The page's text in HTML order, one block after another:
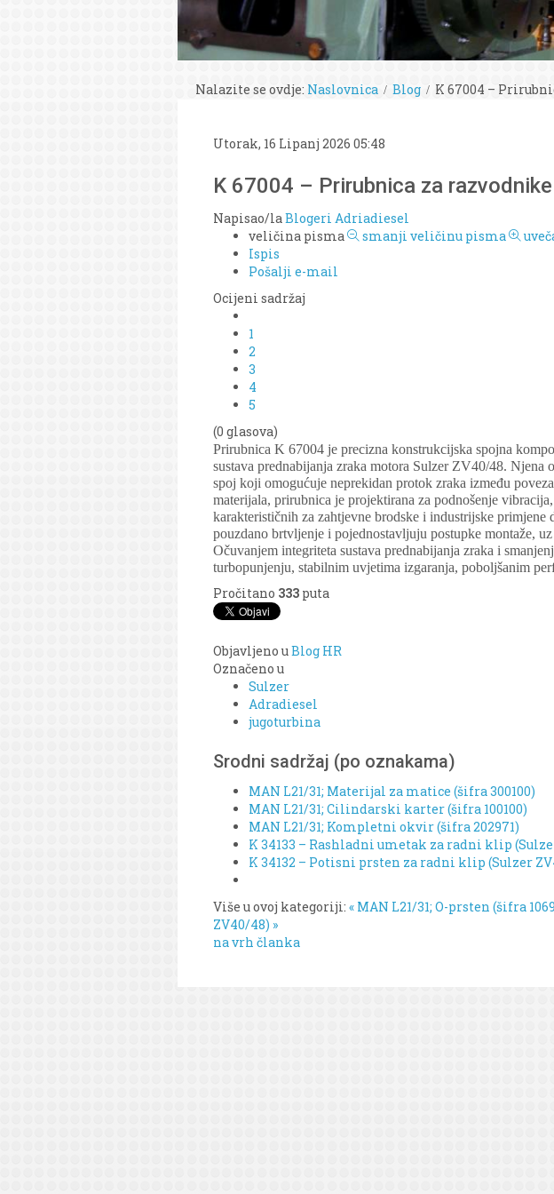
Nalazite se ovdje: Naslovnica Blog K 67004 –
Utorak, 16 Lipanj 2026 05:48
K 67004 – Prirubnica za
Napisao/laBlogeri Adriadiesel
veličina pisma
smanji veličinu pisma
Ispis
Pošalji e-mail
Ocijeni sadržaj
1
2
3
4
5
(0 glasova)
Prirubnica K 67004 je precizna konstrukcijska spojna
sustava prednabijanja zraka motora Sulzer ZV40/48.
spoj koji omogućuje neprekidan protok zraka između
materijala, prirubnica je projektirana za podnošenje
karakterističnih za zahtjevne brodske i industrijske
pouzdano brtvljenje i pojednostavljuju postupke montaže,
Očuvanjem integriteta sustava prednabijanja zraka i
turbopunjenju, stabilnim uvjetima izgaranja, poboljšanim
Pročitano 333 puta
Objavljeno uBlog HR
Označeno u
Sulzer
Adradiesel
jugoturbina
Srodni sadržaj (po oznakama)
MAN L21/31; Materijal za matice (šifra 300100)
MAN L21/31; Cilindarski karter (šifra 100100)
MAN L21/31; Kompletni okvir (šifra 202971)
K 34133 – Rashladni umetak za radni klip
K 34132 – Potisni prsten za radni klip (Sulzer
Više u ovoj kategoriji: « MAN L21/31; O-prsten (šifra
ZV40/48) »
na vrh članka